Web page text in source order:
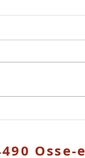
du PARC
15 avril au 26
Osse-